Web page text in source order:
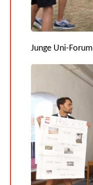
Junge Uni-Forum